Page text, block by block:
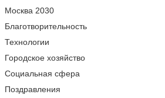
Москва 2030
Благотворительность
Технологии
Городское хозяйство
Социальная сфера
Поздравления